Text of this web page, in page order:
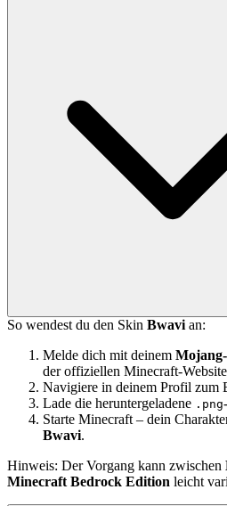
So wendest du den Skin Bwavi an:
Melde dich mit deinem
der offiziellen Minecraft-
Navigiere in deinem Profil zum
Lade die heruntergeladene .png
Starte Minecraft – dein
Bwavi.
Hinweis: Der Vorgang kann zwischen
Minecraft Bedrock Edition leicht